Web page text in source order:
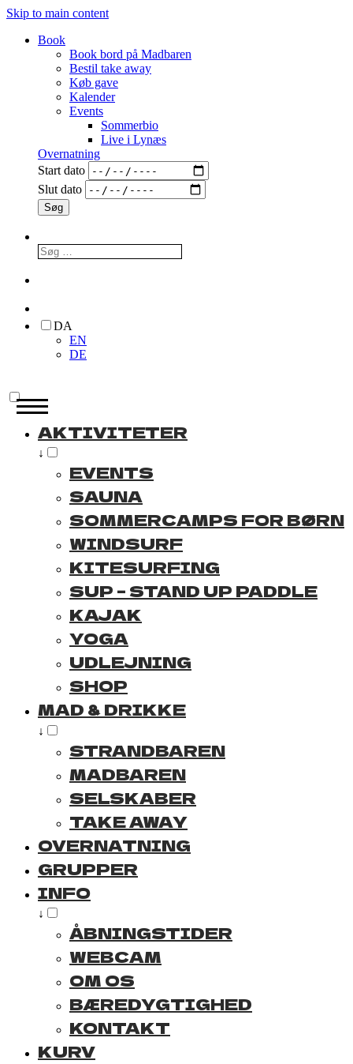
Skip to main content
Book
Book bord på Madbaren
Bestil take away
Køb gave
Kalender
Events
Sommerbio
Live i Lynæs
Overnatning
Start dato
Slut dato
DA
EN
DE
AKTIVITETER
↓
EVENTS
SAUNA
SOMMERCAMPS FOR BØRN
WINDSURF
KITESURFING
SUP – STAND UP PADDLE
KAJAK
YOGA
UDLEJNING
SHOP
MAD & DRIKKE
↓
STRANDBAREN
MADBAREN
SELSKABER
TAKE AWAY
OVERNATNING
GRUPPER
INFO
↓
ÅBNINGSTIDER
WEBCAM
OM OS
BÆREDYGTIGHED
KONTAKT
KURV